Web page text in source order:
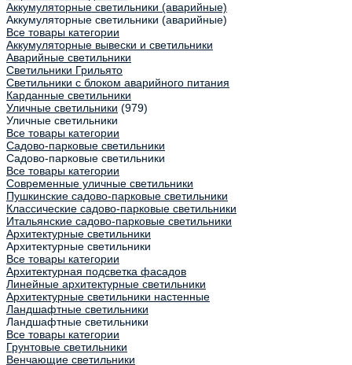
Аккумуляторные светильники (аварийные)
Аккумуляторные светильники (аварийные)
Все товары категории
Аккумуляторные вывески и светильники
Аварийные светильники
Светильники Грильято
Светильники с блоком аварийного питания
Карданные светильники
Уличные светильники (979)
Уличные светильники
Все товары категории
Садово-парковые светильники
Садово-парковые светильники
Все товары категории
Современные уличные светильники
Пушкинские садово-парковые светильники
Классические садово-парковые светильники
Итальянские садово-парковые светильники
Архитектурные светильники
Архитектурные светильники
Все товары категории
Архитектурная подсветка фасадов
Линейные архитектурные светильники
Архитектурные светильники настенные
Ландшафтные светильники
Ландшафтные светильники
Все товары категории
Грунтовые светильники
Венчающие светильники